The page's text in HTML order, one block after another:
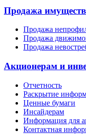
Продажа
Продажа
Продажа
Продажа
Акционерам и
Отчетность
Раскрытие
Ценные бумаги
Инсайдерам
Информация для
Контактная